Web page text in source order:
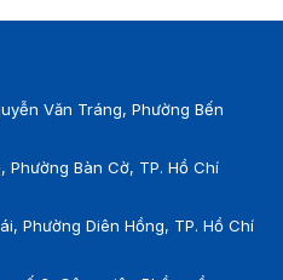
Văn Tráng, Phường Bến
Phường Bàn Cờ, TP. Hồ Chí
Phường Diên Hồng, TP. Hồ Chí